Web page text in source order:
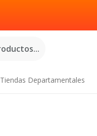
Tiendas Departamentales